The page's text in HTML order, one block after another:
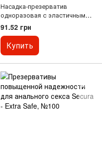
Насадка-презерватив
одноразовая с эластичными
усиками EGZO Dulce Bombero
91.52 грн
Купить